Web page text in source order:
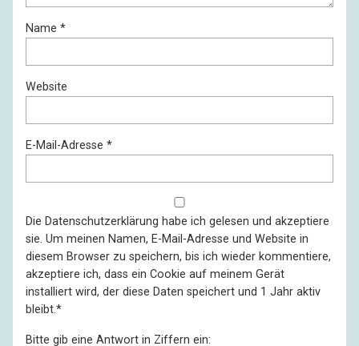
Name *
Website
E-Mail-Adresse *
Die Datenschutzerklärung habe ich gelesen und akzeptiere
sie. Um meinen Namen, E-Mail-Adresse und Website in
diesem Browser zu speichern, bis ich wieder kommentiere,
akzeptiere ich, dass ein Cookie auf meinem Gerät
installiert wird, der diese Daten speichert und 1 Jahr aktiv
bleibt.*
Bitte gib eine Antwort in Ziffern ein: